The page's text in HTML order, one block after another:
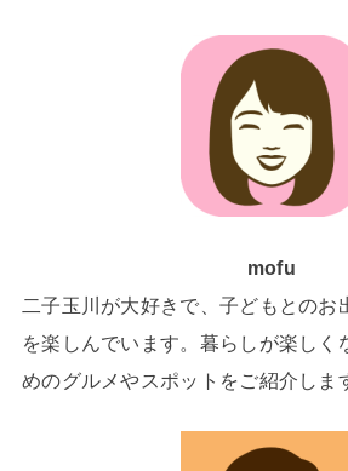
mofu
二子玉川が大好きで、子どもとのお
を楽しんでいます。暮らしが楽しく
めのグルメやスポットをご紹介しま